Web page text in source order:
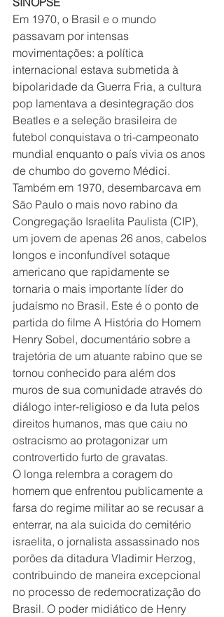
Em 1970, o Brasil e o mundo
passavam por intensas
movimentações: a política
internacional estava submetida à
bipolaridade da Guerra Fria, a cultura
pop lamentava a desintegração dos
Beatles e a seleção brasileira de
futebol conquistava o tri-campeonato
mundial enquanto o país vivia os anos
de chumbo do governo Médici.
Também em 1970, desembarcava em
São Paulo o mais novo rabino da
Congregação Israelita Paulista (CIP),
um jovem de apenas 26 anos, cabelos
longos e inconfundível sotaque
americano que rapidamente se
tornaria o mais importante líder do
judaísmo no Brasil. Este é o ponto de
partida do filme A História do Homem
Henry Sobel, documentário sobre a
trajetória de um atuante rabino que se
tornou conhecido para além dos
muros de sua comunidade através do
diálogo inter-religioso e da luta pelos
direitos humanos, mas que caiu no
ostracismo ao protagonizar um
controvertido furto de gravatas.
O longa relembra a coragem do
homem que enfrentou publicamente a
farsa do regime militar ao se recusar a
enterrar, na ala suicida do cemitério
israelita, o jornalista assassinado nos
porões da ditadura Vladimir Herzog,
contribuindo de maneira excepcional
no processo de redemocratização do
Brasil. O poder midiático de Henry